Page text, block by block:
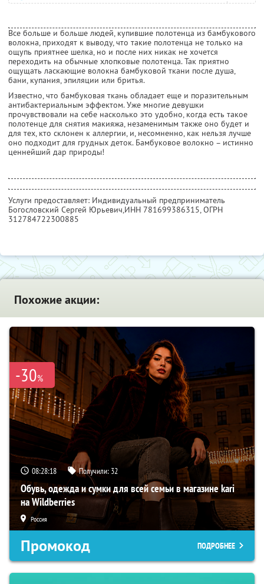
Все больше и больше людей, купившие полотенца из бамбукового
волокна, приходят к выводу, что такие полотенца не только на
ощупь приятнее шелка, но и после них никак не хочется
переходить на обычные хлопковые полотенца. Так приятно
ощущать ласкающие волокна бамбуковой ткани после душа,
бани, купания, эпиляции или бритья.
Известно, что бамбуковая ткань обладает еще и поразительным
антибактериальным эффектом. Уже многие девушки
прочувствовали на себе насколько это удобно, когда есть такое
полотенце для снятия макияжа, незаменимым также оно будет и
для тех, кто склонен к аллергии, и, несомненно, как нельзя лучше
оно подходит для грудных деток. Бамбуковое волокно – истинно
ценнейший дар природы!
Услуги предоставляет: Индивидуальный предприниматель
Богословский Сергей Юрьевич,ИНН 781699386315, ОГРН
312784722300885
Похожие акции:
-30%
08:28:17 Получили: 32
Обувь, одежда и сумки для всей семьи в магазине kari
на Wildberries
Россия
Промокод ПОДРОБНЕЕ